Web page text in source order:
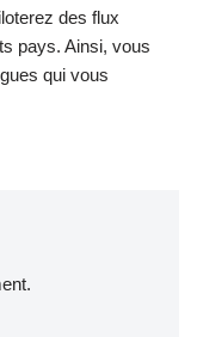
des flux
pays. Ainsi, vous
qui vous